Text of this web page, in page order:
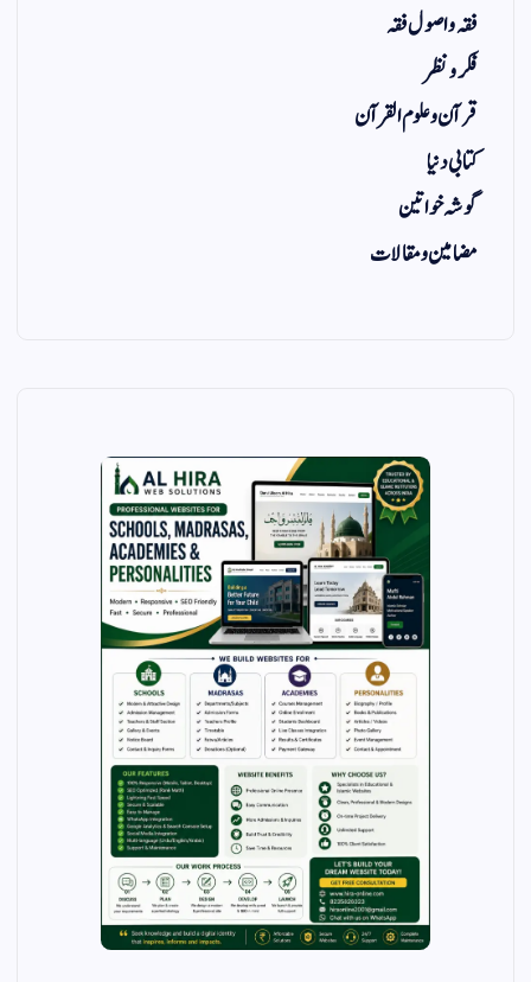
فقہ و اصول فقہ
فکر و نظر
قرآن و علوم القرآن
کتابی دنیا
گوشہ خواتین
مضامین و مقالات